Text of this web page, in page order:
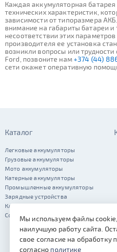
Каждая аккумуляторная
технических характеристик,
зависимости от типоразмера
внимание на габариты батареи и
несоответствии этих
производителя ее установка
возникли вопросы или
Ford, позвоните нам+374 (44)
сети окажет оперативную
Каталог
Легковые аккумуляторы
Грузовые аккумуляторы
Мото аккумуляторы
Катерные аккумуляторы
Промышленные аккумуляторы
Зарядные устройства
Клеммы
Сопутствующие автотовары
Мы используем файлы
наилучшую работу сайта.
свое согласие на обработку
согласно политике